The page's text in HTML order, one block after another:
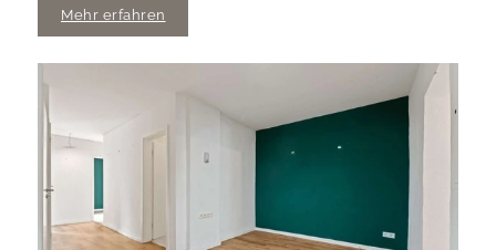
Mehr erfahren